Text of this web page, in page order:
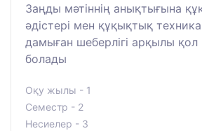
Заңды мәтіннің анықтығына
әдістері мен құқықтық
дамыған шеберлігі арқылы қол
болады
Оқу жылы - 1
Семестр - 2
Несиелер - 3